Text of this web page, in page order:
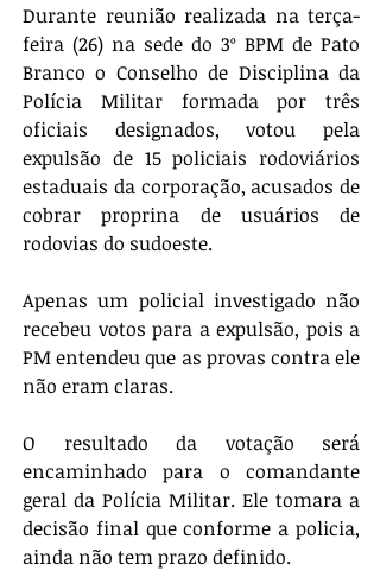
Durante reunião realizada na terça-
feira (26) na sede do 3º BPM de Pato
Branco o Conselho de Disciplina da
Polícia Militar formada por três
oficiais designados, votou pela
expulsão de 15 policiais rodoviários
estaduais da corporação, acusados de
cobrar proprina de usuários de
rodovias do sudoeste.
Apenas um policial investigado não
recebeu votos para a expulsão, pois a
PM entendeu que as provas contra ele
não eram claras.
O resultado da votação será
encaminhado para o comandante
geral da Polícia Militar. Ele tomara a
decisão final que conforme a policia,
ainda não tem prazo definido.